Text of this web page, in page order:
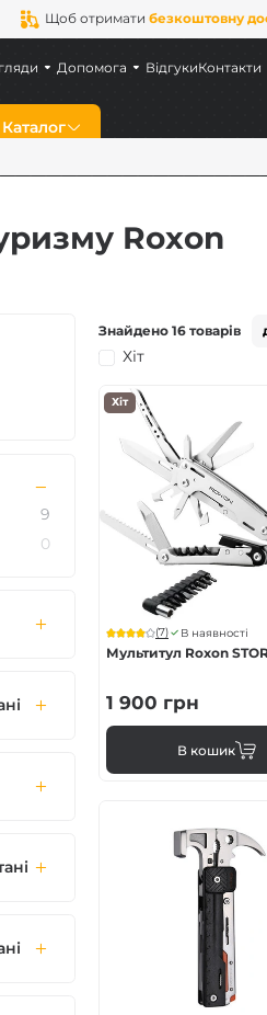
Щоб отриматибезкоштовну
Каталог
Для захисників
Набори BBQ
Допомога ВідгукиКонтакти
Roxon
Знайдено 16 товарів
Хіт
Хіт
(7) В наявності
Мультитул Roxon
1 900 грн
В кошик
9
0